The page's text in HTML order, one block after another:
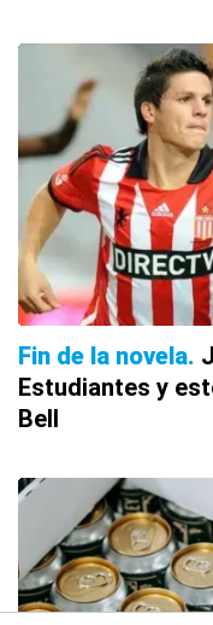
Fin de la novela
Estudiantes y
Bell